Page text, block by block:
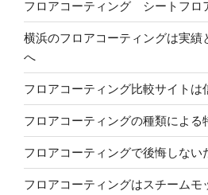
フロアコーティング シートフロ
横浜のフロアコーティングは実績
へ
フロアコーティング比較サイトは
フロアコーティングの種類による
フロアコーティングで後悔しない
フロアコーティングはスチームモ